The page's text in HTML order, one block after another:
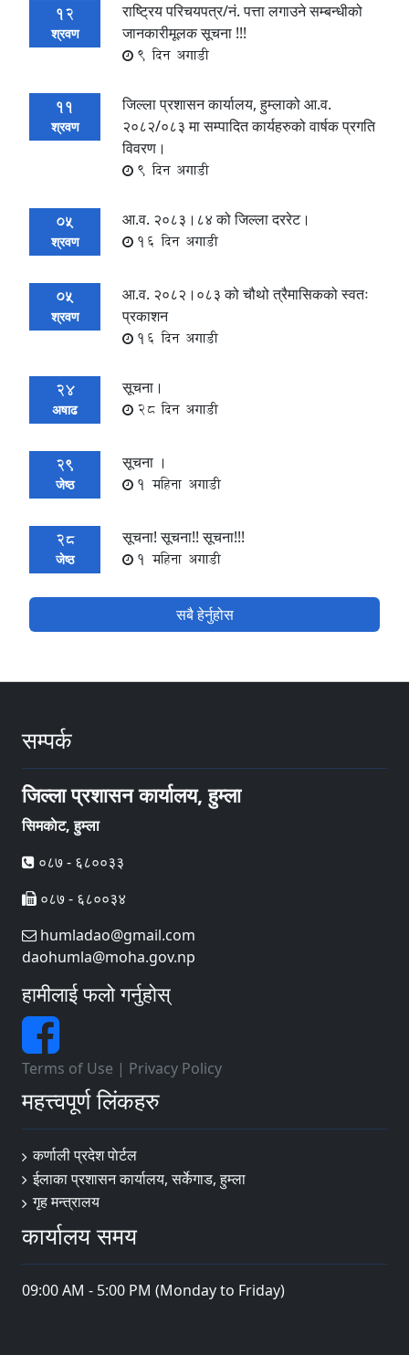
12
श्रवण
राष्ट्रिय परिचयपत्र/नं. पत्ता लगाउने सम्बन्धीको
जानकारीमूलक सूचना !!!
9 दिन अगाडी
11
श्रवण
जिल्ला प्रशासन कार्यालय, हुम्लाको आ.व.
२०८२/०८३ मा सम्पादित कार्यहरुको वार्षक प्रगति
विवरण।
9 दिन अगाडी
05
श्रवण
आ.व. २०८३।८४ को जिल्ला दररेट।
16 दिन अगाडी
05
श्रवण
आ.व. २०८२।०८३ को चौथो त्रैमासिकको स्वतः
प्रकाशन
16 दिन अगाडी
24
अषाढ
सूचना।
28 दिन अगाडी
29
जेष्ठ
सूचना ।
1 महिना अगाडी
28
जेष्ठ
सूचना! सूचना!! सूचना!!!
1 महिना अगाडी
सबै हेर्नुहोस
सम्पर्क
जिल्ला प्रशासन कार्यालय, हुम्ला
सिमकाेट, हुम्ला
०८७ - ६८००३३
०८७ - ६८००३४
humladao@gmail.com
daohumla@moha.gov.np
हामीलाई फलो गर्नुहोस्
Terms of Use | Privacy Policy
महत्त्वपूर्ण लिंकहरु
कर्णाली प्रदेश पाेर्टल
ईलाका प्रशासन कार्यालय, सर्केगाड, हुम्ला
गृह मन्त्रालय
कार्यालय समय
09:00 AM - 5:00 PM (Monday to Friday)